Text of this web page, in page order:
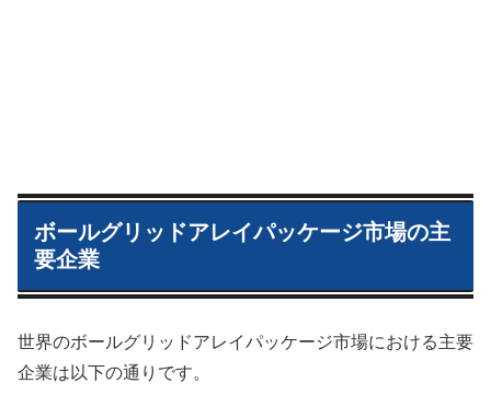
ボールグリッドアレイパッケージ市場の主
要企業
世界のボールグリッドアレイパッケージ市場における主要
企業は以下の通りです。